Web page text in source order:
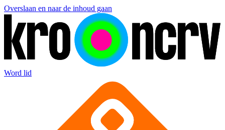
Overslaan en naar de inhoud gaan
Word lid